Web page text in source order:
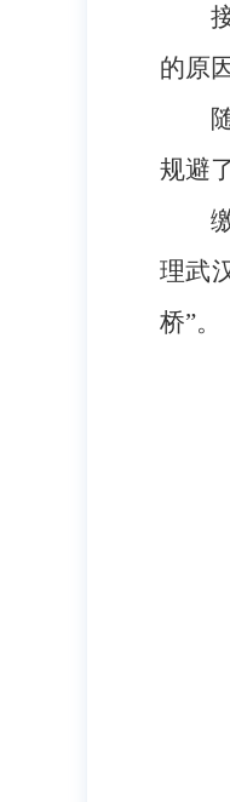
的原
规避
理武
桥”。